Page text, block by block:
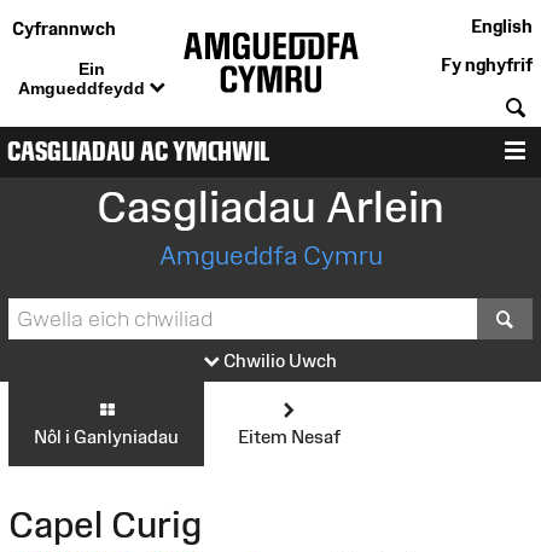
Cyfrannwch
Ein
Amgueddfeydd
English
Fy nghyfrif
CASGLIADAU AC YMCHWIL
Casgliadau Arlein
Amgueddfa Cymru
Chwilio Uwch
Nôl i Ganlyniadau Eitem Nesaf
Capel Curig